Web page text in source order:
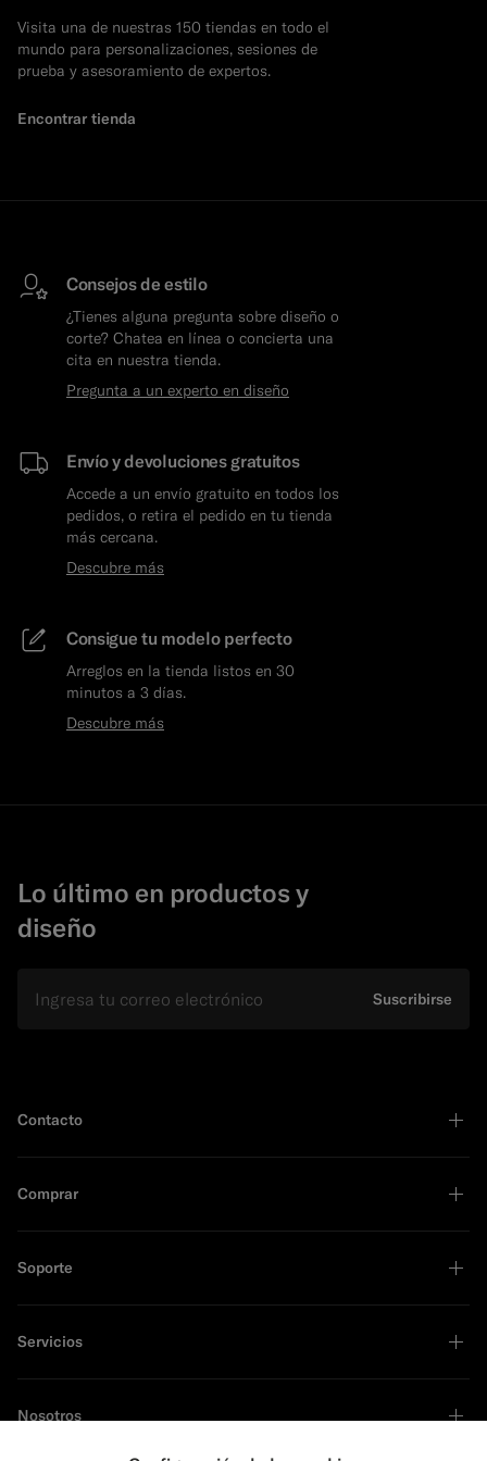
Pantalones de smoking a medida
Camisas de smoking a medida
Visita una de nuestras 150 tiendas en todo el
mundo para personalizaciones, sesiones de
prueba y asesoramiento de expertos.
Encontrar tienda
Consejos de estilo
¿Tienes alguna pregunta sobre diseño o
corte? Chatea en línea o concierta una
cita en nuestra tienda.
Pregunta a un experto en diseño
Envío y devoluciones gratuitos
Accede a un envío gratuito en todos los
pedidos, o retira el pedido en tu tienda
más cercana.
Descubre más
Consigue tu modelo perfecto
Arreglos en la tienda listos en 30
minutos a 3 días.
Descubre más
Lo último en productos y
diseño
Suscribirse
Contacto
Comprar
Soporte
Servicios
Nosotros